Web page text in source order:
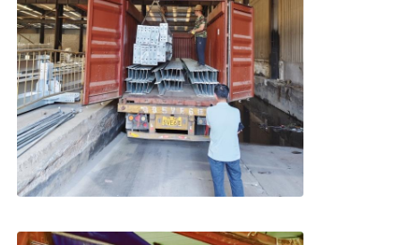
Neem contact met ons op
Nieuws
Gevallen
Blog
Vraag een offerte